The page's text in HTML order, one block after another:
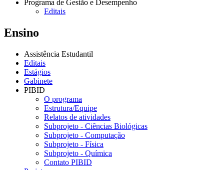
Programa de Gestão e Desempenho
Editais
Ensino
Assistência Estudantil
Editais
Estágios
Gabinete
PIBID
O programa
Estrutura/Equipe
Relatos de atividades
Subprojeto - Ciências Biológicas
Subprojeto - Computação
Subprojeto - Física
Subprojeto - Química
Contato PIBID